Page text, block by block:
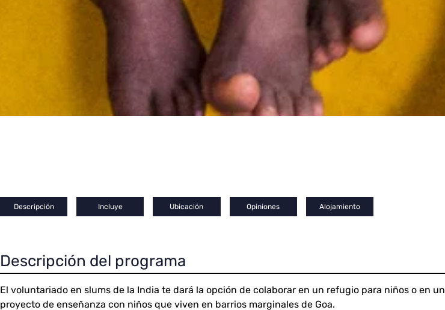
Descripción Incluye Ubicación Opiniones Alojamiento
Descripción del programa
El voluntariado en slums de la India te dará la opción de colaborar en un refugio para niños o en un
proyecto de enseñanza con niños que viven en barrios marginales de Goa.